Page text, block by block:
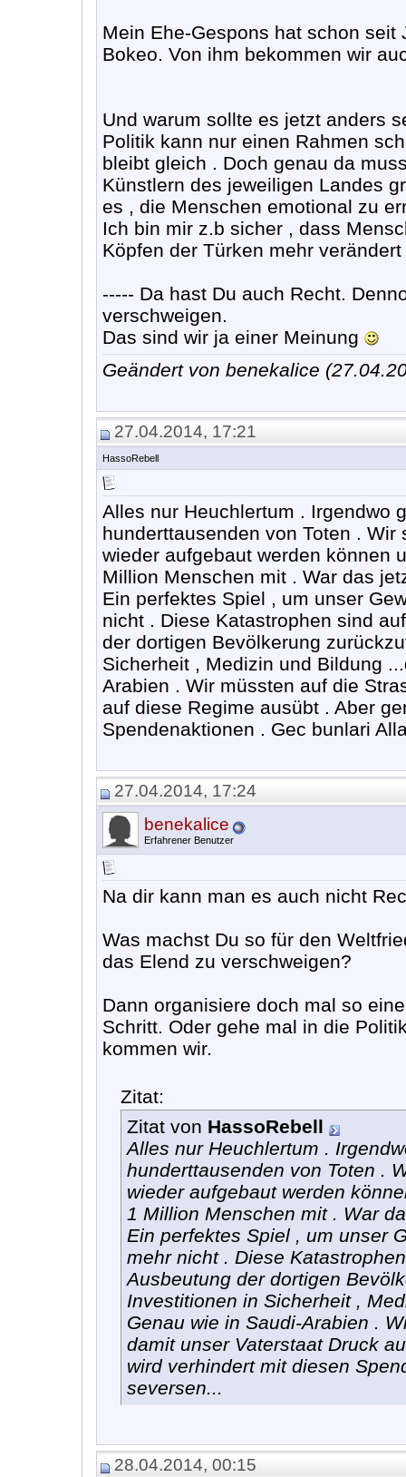
Mein Ehe-Gespons hat schon
Bokeo. Von ihm bekommen wir
Und warum sollte es jetzt anders
Politik kann nur einen Rahmen
bleibt gleich . Doch genau da
Künstlern des jeweiligen Landes
es , die Menschen emotional zu
Ich bin mir z.b sicher , dass
Köpfen der Türken mehr
----- Da hast Du auch Recht.
verschweigen.
Das sind wir ja einer Meinung
Geändert von benekalice
27.04.2014, 17:21
HassoRebell
Alles nur Heuchlertum . Irgendwo
hunderttausenden von Toten .
wieder aufgebaut werden können
Million Menschen mit . War das
Ein perfektes Spiel , um unser
nicht . Diese Katastrophen sind
der dortigen Bevölkerung
Sicherheit , Medizin und Bildung
Arabien . Wir müssten auf die
auf diese Regime ausübt . Aber
Spendenaktionen . Gec bunlari
27.04.2014, 17:24
benekalice
Erfahrener Benutzer
Na dir kann man es auch nicht
Was machst Du so für den
das Elend zu verschweigen?
Dann organisiere doch mal so
Schritt. Oder gehe mal in die
kommen wir.
Zitat:
Zitat von HassoRebell
Alles nur Heuchlertum .
hunderttausenden von Toten .
wieder aufgebaut werden
1 Million Menschen mit . War
Ein perfektes Spiel , um unser
mehr nicht . Diese
Ausbeutung der dortigen
Investitionen in Sicherheit ,
Genau wie in Saudi-Arabien .
damit unser Vaterstaat Druck
wird verhindert mit diesen
seversen...
28.04.2014, 00:15